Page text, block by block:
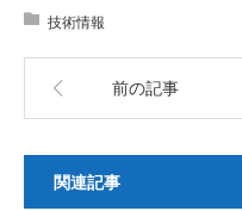
技術情報
前の記事
関連記事